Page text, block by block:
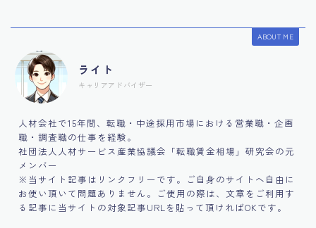
ABOUT ME
ライト
キャリアアドバイザー
人材会社で15年間、転職・中途採用市場における営業職・企画
職・調査職の仕事を経験。
社団法人人材サービス産業協議会「転職賃金相場」研究会の元
メンバー
※当サイト記事はリンクフリーです。ご自身のサイトへ自由に
お使い頂いて問題ありません。ご使用の際は、文章をご利用す
る記事に当サイトの対象記事URLを貼って頂ければOKです。